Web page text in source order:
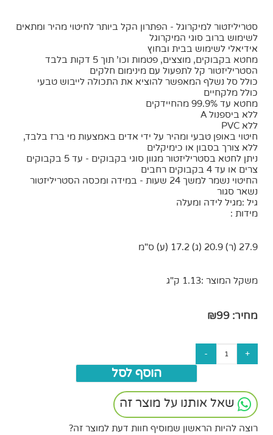
סטריליזטור למיקרוגל - הפתרון הקל ביותר לחיטוי מהיר ומתאים
לשימוש ברוב סוגי המיקרוגל
אידיאלי לשימוש בבית ובחוץ
מחטא בקבוקים, מוצצים, פטמות וכו' תוך 5 דקות בלבד
הסטריליזטור קל לתפעול עם מינימום חלקים
כולל סל נשלף המאפשר להוציא את התכולה לייבוש טבעי
כולל מלקחיים
מחטא עד 99.9% מהחיידקים
ללא ביספנול A
ללא PVC
חיטוי באופן טבעי ומהיר על ידי אדים באמצעות מי ברז בלבד,
ללא צורך בסבון או כימיקלים
ניתן לחטא בסטריליזטור מגוון סוגי בקבוקים - עד 5 בקבוקים
צרים או עד 4 בקבוקים רחבים
החיטוי נשמר למשך 24 שעות - במידה ומכסה הסטריליזטור
נשאר סגור
גיל :מגיל לידה ומעלה
מידות :
27.9 (ר) 20.9 (ג) 17.2 (ע) ס"מ
משקל המוצר :1.13 ק"ג
מחיר: ₪99
הוסף לסל
שאל אותנו על מוצר זה
רוצה להיות הראשון שמוסיף חוות דעת למוצר זה?